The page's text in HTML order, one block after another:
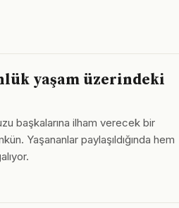
yaşam üzerindeki
başkalarına ilham verecek bir
Yaşananlar paylaşıldığında hem